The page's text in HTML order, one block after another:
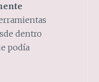
dentro
podía